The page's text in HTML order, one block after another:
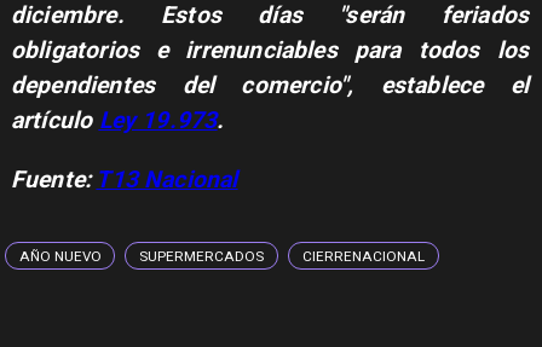
diciembre. Estos días "serán feriados
obligatorios e irrenunciables para todos los
dependientes del comercio", establece el
artículo Ley 19.973.
Fuente: T13 Nacional
AÑO NUEVO SUPERMERCADOS CIERRENACIONAL